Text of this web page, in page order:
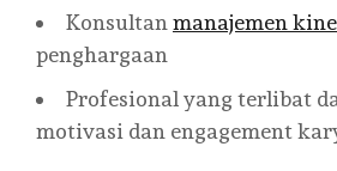
Konsultan manajemen
penghargaan
Profesional yang terlibat
motivasi dan engagement